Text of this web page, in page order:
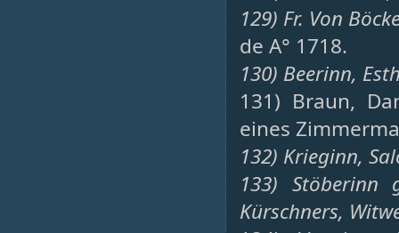
129) Fr. Von
de A° 1718.
130) Beerinn,
131) Braun,
eines
132) Krieginn,
133) Stöberinn
Kürschners,